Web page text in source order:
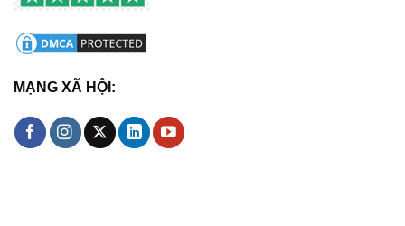
MẠNG XÃ HỘI: